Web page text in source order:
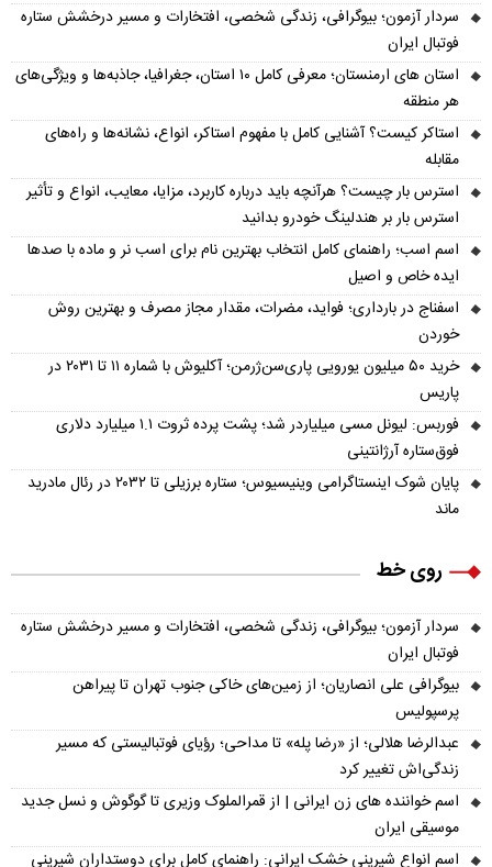
سردار آزمون؛ بیوگرافی، زندگی شخصی، افتخارات و مسیر درخشش ستاره
فوتبال ایران
استان های ارمنستان؛ معرفی کامل ۱۰ استان، جغرافیا، جاذبه‌ها و ویژگی‌های
هر منطقه
استاکر کیست؟ آشنایی کامل با مفهوم استاکر، انواع، نشانه‌ها و راه‌های
مقابله
استرس بار چیست؟ هرآنچه باید درباره کاربرد، مزایا، معایب، انواع و تأثیر
استرس بار بر هندلینگ خودرو بدانید
اسم اسب؛ راهنمای کامل انتخاب بهترین نام برای اسب نر و ماده با صدها
ایده خاص و اصیل
اسفناج در بارداری؛ فواید، مضرات، مقدار مجاز مصرف و بهترین روش
خوردن
خرید ۵۰ میلیون یورویی پاری‌سن‌ژرمن؛ آکلیوش با شماره ۱۱ تا ۲۰۳۱ در
پاریس
فوربس: لیونل مسی میلیاردر شد؛ پشت پرده ثروت ۱.۱ میلیارد دلاری
فوق‌ستاره آرژانتینی
پایان شوک اینستاگرامی وینیسیوس؛ ستاره برزیلی تا ۲۰۳۲ در رئال مادرید
ماند
روی خط
سردار آزمون؛ بیوگرافی، زندگی شخصی، افتخارات و مسیر درخشش ستاره
فوتبال ایران
بیوگرافی علی انصاریان؛ از زمین‌های خاکی جنوب تهران تا پیراهن
پرسپولیس
عبدالرضا هلالی؛ از «رضا پله» تا مداحی؛ رؤیای فوتبالیستی که مسیر
زندگی‌اش تغییر کرد
اسم خواننده های زن ایرانی | از قمرالملوک وزیری تا گوگوش و نسل جدید
موسیقی ایران
اسم انواع شیرینی خشک ایرانی: راهنمای کامل برای دوستداران شیرینی